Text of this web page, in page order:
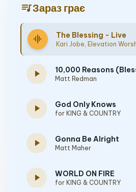
queue_musicЗараз грає
graphic_eq The Blessing - Live
Kari Jobe, Elevation
play_arrow Matt Redman
play_arrow God Only Knows
for KING & COUNTRY
play_arrow Gonna Be Alright
Matt Maher
play_arrow WORLD ON FIRE
for KING & COUNTRY